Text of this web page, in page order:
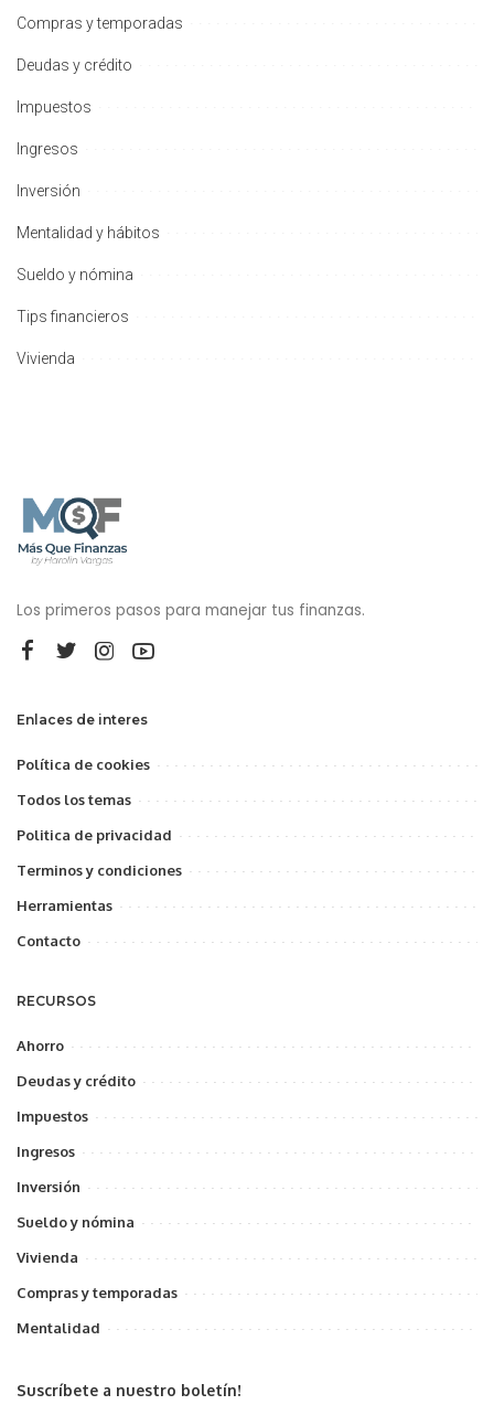
Compras y temporadas
Deudas y crédito
Impuestos
Ingresos
Inversión
Mentalidad y hábitos
Sueldo y nómina
Tips financieros
Vivienda
Los primeros pasos para manejar tus finanzas.
Enlaces de interes
Política de cookies
Todos los temas
Politica de privacidad
Terminos y condiciones
Herramientas
Contacto
RECURSOS
Ahorro
Deudas y crédito
Impuestos
Ingresos
Inversión
Sueldo y nómina
Vivienda
Compras y temporadas
Mentalidad
Suscríbete a nuestro boletín!